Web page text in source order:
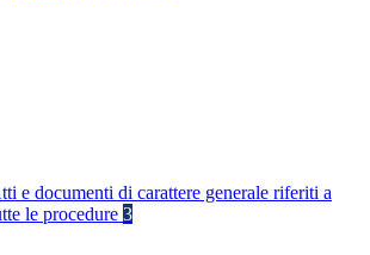
e documenti di carattere generale riferiti a
le procedure 3